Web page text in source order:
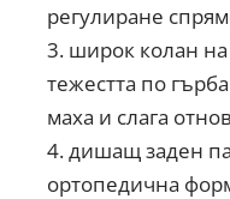
регулиране
широк колан на
тежестта по
маха и слага
дишащ заден
ортопедична